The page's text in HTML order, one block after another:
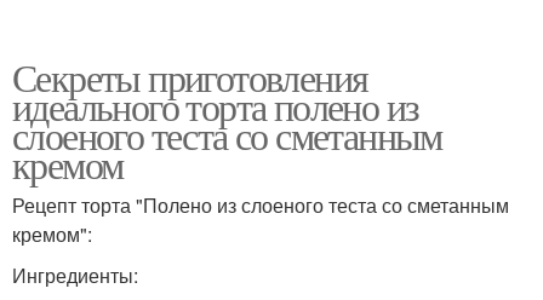
Секреты приготовления
идеального торта полено из
слоеного теста со сметанным
кремом
Рецепт торта "Полено из слоеного теста со сметанным
кремом":
Ингредиенты: